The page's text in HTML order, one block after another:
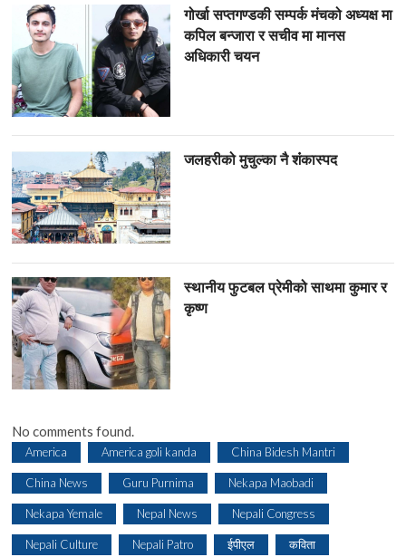
गोर्खा सप्तगण्डकी सम्पर्क मंचको अध्यक्ष मा
कपिल बन्जारा र सचीव मा मानस
अधिकारी चयन
जलहरीको मुचुल्का नै शंंकास्पद
स्थानीय फुटबल प्रेमीको साथमा कुमार र
कृष्ण
No comments found.
America America goli kanda China Bidesh Mantri
China News Guru Purnima Nekapa Maobadi
Nekapa Yemale Nepal News Nepali Congress
Nepali Culture Nepali Patro ईपीएल कविता